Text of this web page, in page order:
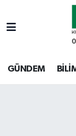
GÜNDEM
Kocaeli
Kocaeli